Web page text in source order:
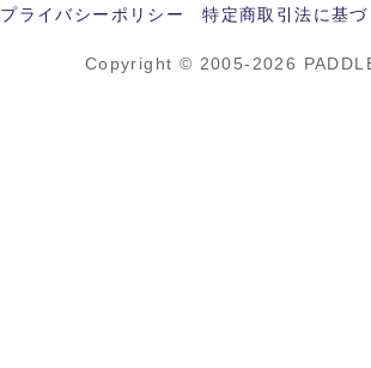
プライバシーポリシー 特定商取引法に基
Copyright © 2005-2026